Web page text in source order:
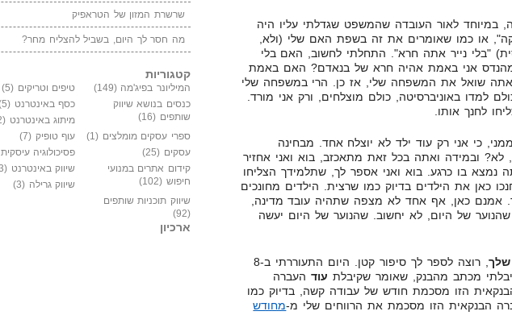
במיוחד לאור העובדה שהמשפט שגדלתי עליו היה
או כמו שאומרים את זה בשפת האם שלי (ולא,
"בלי נייר אתה חרא". התחלתי לחשוב, האם בלי
מהנדס אני באמת אהיה חרא של בנאדם? האם באמת
שואל את המשפחה שלי, אז כן. הרי במשפחה שלי
למדו באוניברסיטה, כולם מוצלחים, ורק אני מורד.
לחנך אותו.
כי אני רק עוד ילד לא יוצלח אחד. מבחינה
לא? ובמידה ואתה בכל זאת מתאכזב, בוא ואני אחזיר
נמצא בו כרגע. בוא ואני אספר לך, שתלמידך הצליחו
כאן את הילדים בדיוק כמו שרצית. הילדים מחונכים
אמנם כאן, אף אחד לא מצפה שתהיה עובד מדינה,
של היום, לא יחשוב. שהנוער של היום יעשה
שלך
, רוצה לספר לך סיפור קטן. היום התעוררתי ב-8
מכתב מהבנק, שאומר שקיבלת עודהעברה
הזו מסכמת חודש של עבודה קשה, בדיוק כמו
הבנקאית הזו מסכמת את הרווחים שלי מ-מחודש
שרשרת המזון של הטראפיק
מה חסר לך היום, בשביל להצליח מחר?
קטגוריות
המיליונר בפיג'מה (149) טיפים וטריקים (5)
כנסים בנושא שיווק
שותפים (16)
כסף באינטרנט (5)
מיתוג באינטרנט (2)
ספרי עסקים מומלצים (1) עוף טופיק (7)
עסקים (25) פסיכולוגיה עיסקית
קידום אתרים במנועי
חיפוש (102)
שיווק באינטרנט (53)
שיווק גרילה (3)
שיווק תוכניות שותפים
(92)
ארכיון